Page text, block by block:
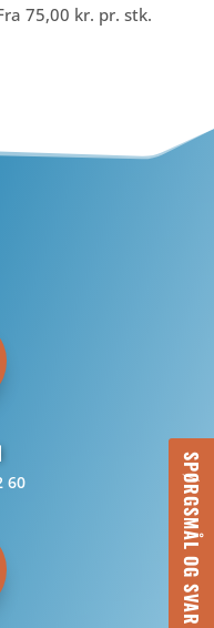
SPØRGSMÅL OG SVAR
75,00 kr. pr. stk.
60